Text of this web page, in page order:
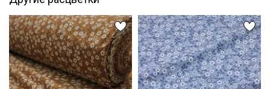
Электронная почта
Подписаться